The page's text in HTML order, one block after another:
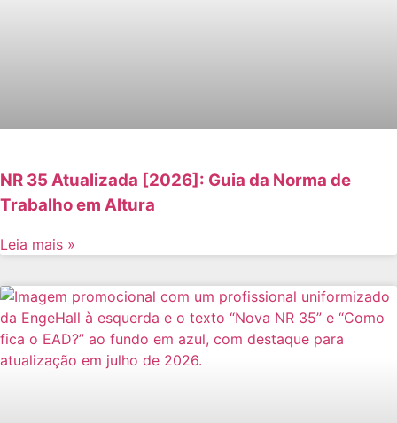
NR 35 Atualizada [2026]: Guia da Norma de
Trabalho em Altura
Leia mais »